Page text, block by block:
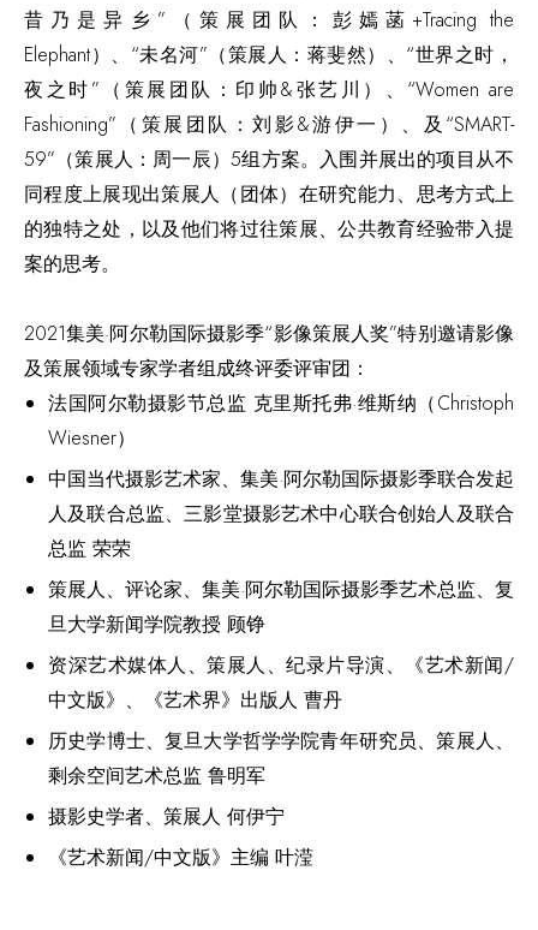
昔乃是异乡”（策展团队：彭嫣菡+Tracing the
Elephant）、“未名河”（策展人：蒋斐然）、“世界之时，
夜之时”（策展团队：印帅&张艺川）、“Women are
Fashioning”（策展团队：刘影&游伊一）、及“SMART-
59”（策展人：周一辰）5组方案。入围并展出的项目从不
同程度上展现出策展人（团体）在研究能力、思考方式上
的独特之处，以及他们将过往策展、公共教育经验带入提
案的思考。
2021集美·阿尔勒国际摄影季“影像策展人奖”特别邀请影像
及策展领域专家学者组成终评委评审团：
法国阿尔勒摄影节总监 克里斯托弗·维斯纳（Christoph
Wiesner）
中国当代摄影艺术家、集美·阿尔勒国际摄影季联合发起
人及联合总监、三影堂摄影艺术中心联合创始人及联合
总监 荣荣
策展人、评论家、集美·阿尔勒国际摄影季艺术总监、复
旦大学新闻学院教授 顾铮
资深艺术媒体人、策展人、纪录片导演、《艺术新闻/
中文版》、《艺术界》出版人 曹丹
历史学博士、复旦大学哲学学院青年研究员、策展人、
剩余空间艺术总监 鲁明军
摄影史学者、策展人 何伊宁
《艺术新闻/中文版》主编 叶滢